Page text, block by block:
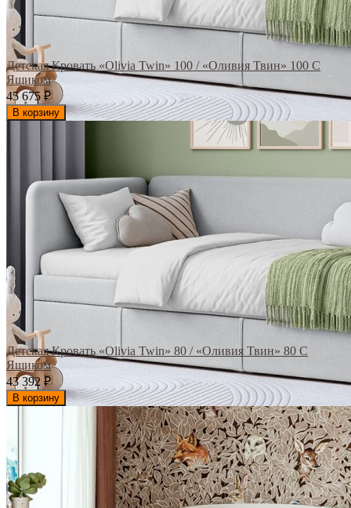
Детская Кровать «Olivia Twin» 100 / «Оливия Твин» 100 С
Ящиком
45 675 ₽
В корзину
Детская Кровать «Olivia Twin» 80 / «Оливия Твин» 80 С
Ящиком
43 392 ₽
В корзину